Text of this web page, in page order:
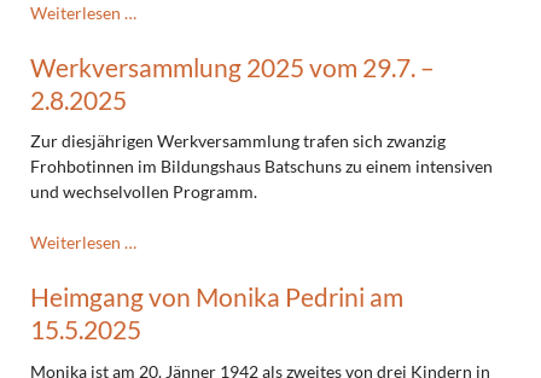
Weiterlesen …
eine
Werkes
der
Frohbotschaft
am
9.7.2025
Werkversammlung 2025 vom 29.7. –
2.8.2025
Zur diesjährigen Werkversammlung trafen sich zwanzig
Frohbotinnen im Bildungshaus Batschuns zu einem intensiven
und wechselvollen Programm.
Weiterlesen …Werkversammlung
vom
29.7.
–
2.8.2025
Heimgang von Monika Pedrini am
15.5.2025
Monika ist am 20. Jänner 1942 als zweites von drei Kindern in